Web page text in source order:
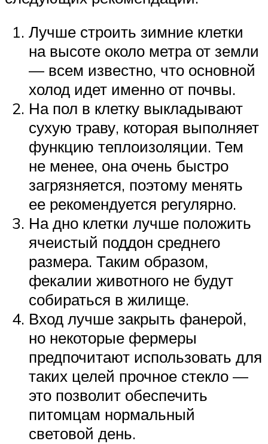
Лучше строить зимние клетки
на высоте около метра от земли
— всем известно, что основной
холод идет именно от почвы.
На пол в клетку выкладывают
сухую траву, которая выполняет
функцию теплоизоляции. Тем
не менее, она очень быстро
загрязняется, поэтому менять
ее рекомендуется регулярно.
На дно клетки лучше положить
ячеистый поддон среднего
размера. Таким образом,
фекалии животного не будут
собираться в жилище.
Вход лучше закрыть фанерой,
но некоторые фермеры
предпочитают использовать для
таких целей прочное стекло —
это позволит обеспечить
питомцам нормальный
световой день.